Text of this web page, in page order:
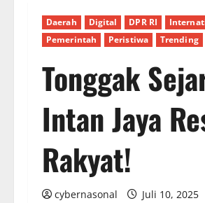
Daerah Digital DPR RI
Pemerintah
Peristiwa Trending
Tonggak
Intan Jaya
Rakyat!
cybernasonal Juli 10, 2025